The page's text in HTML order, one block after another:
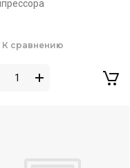
К сравнению